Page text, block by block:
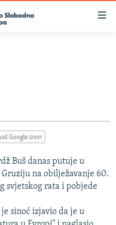
Google izvor
Buš danas putuje u
na obilježavanje 60.
svjetskog rata i pobjede
sinoć izjavio da je u